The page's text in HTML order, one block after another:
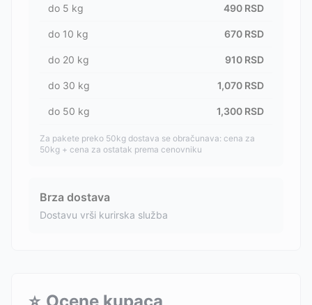
do 5 kg 490 RSD
do 10 kg 670 RSD
do 20 kg 910 RSD
do 30 kg 1,070 RSD
do 50 kg 1,300 RSD
Za pakete preko 50kg dostava se obračunava: cena za
50kg + cena za ostatak prema cenovniku
Brza dostava
Dostavu vrši kurirska služba